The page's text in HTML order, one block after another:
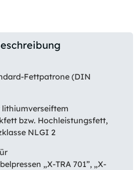
Fettpatrone (DIN
bzw. Hochleistungsfett,
NLGI 2
„X-TRA 701”, „X-